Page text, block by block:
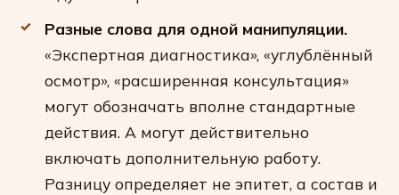
Разные слова для одной манипуляции.
«Экспертная диагностика», «углублённый
осмотр», «расширенная консультация»
могут обозначать вполне стандартные
действия. А могут действительно
включать дополнительную работу.
Разницу определяет не эпитет, а состав и